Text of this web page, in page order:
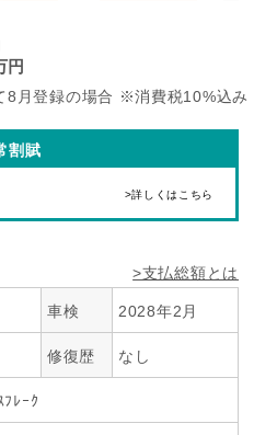
円
8月登録の場合 ※消費税10%込み
割賦
>詳しくはこちら
>支払総額とは
車検 2028年2月
修復歴 なし
ﾌﾚｰｸ